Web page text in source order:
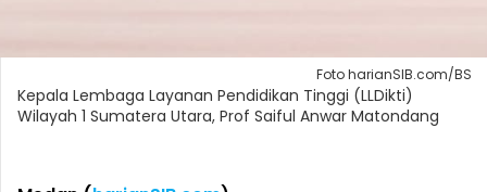
Foto harianSIB.com/BS
Kepala Lembaga Layanan Pendidikan Tinggi (LLDikti)
Wilayah 1 Sumatera Utara, Prof Saiful Anwar Matondang